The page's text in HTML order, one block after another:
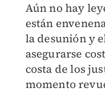
Aún no hay
están
la desunión y
asegurarse
costa de los
momento